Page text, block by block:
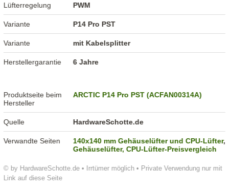
© by HardwareSchotte.de • Irrtümer möglich • Private Verwendung nur mit
Link auf diese Seite
Lüfterregelung PWM
Variante P14 Pro PST
Variante mit Kabelsplitter
Herstellergarantie 6 Jahre
Produktseite beim
Hersteller
ARCTIC P14 Pro PST (ACFAN00314A)
Quelle HardwareSchotte.de
Verwandte Seiten 140x140 mm Gehäuselüfter und CPU-Lüfter,
Gehäuselüfter, CPU-Lüfter-Preisvergleich